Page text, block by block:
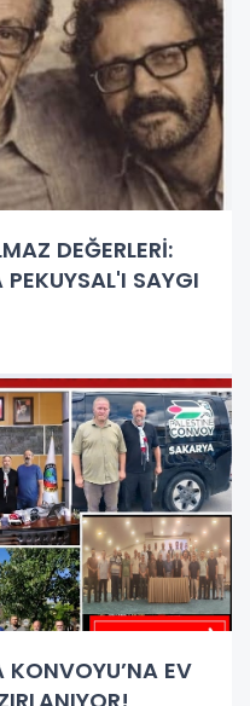
DEĞERLERİ:
SAYGI
KONVOYU’NA EV